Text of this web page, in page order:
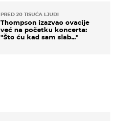
PRED 20 TISUĆA LJUDI
Thompson izazvao ovacije
već na početku koncerta:
"Što ću kad sam slab..."